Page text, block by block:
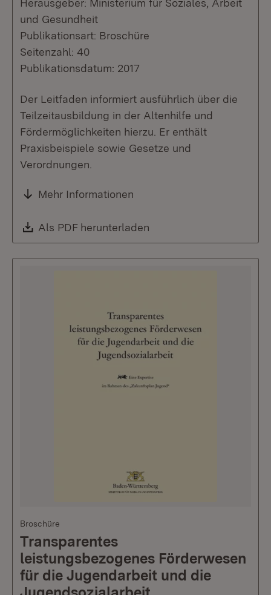
Herausgeber: Ministerium für Soziales, Arbeit
und Gesundheit
Publikationsart: Broschüre
Seitenzahl: 40
Publikationsdatum: 2017
Der Leitfaden informiert ausführlich über die
Teilzeitausbildung in der Altenhilfe und
Fördermöglichkeiten hierzu. Er enthält
Praxisbeispiele sowie Gesetze und
Verordnungen.
Mehr Informationen
Download:
Als PDF herunterladen
Broschüre
Transparentes
leistungsbezogenes Förderwesen
für die Jugendarbeit und die